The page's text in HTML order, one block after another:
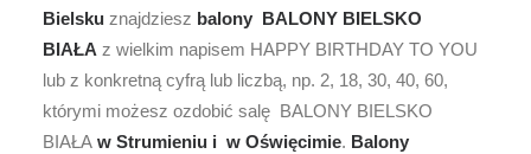
Bielsku znajdziesz balony BALONY BIELSKO
BIAŁA z wielkim napisem HAPPY BIRTHDAY TO YOU
lub z konkretną cyfrą lub liczbą, np. 2, 18, 30, 40, 60,
którymi możesz ozdobić salę BALONY BIELSKO
BIAŁA w Strumieniu i w Oświęcimie. Balony